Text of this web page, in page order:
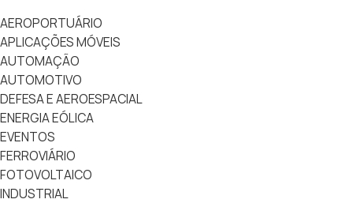
AEROPORTUÁRIO
APLICAÇÕES MÓVEIS
AUTOMAÇÃO
AUTOMOTIVO
DEFESA E AEROESPACIAL
ENERGIA EÓLICA
EVENTOS
FERROVIÁRIO
FOTOVOLTAICO
INDUSTRIAL